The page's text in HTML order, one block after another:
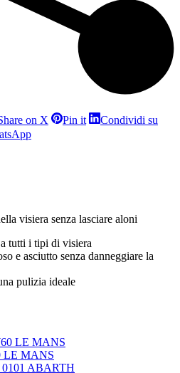
on X Condividi
Pin itCondividi
Condividi su
Condividi
visiera senza lasciare aloni
tutti i tipi di visiera
e asciutto senza danneggiare la
pulizia ideale
LE MANS